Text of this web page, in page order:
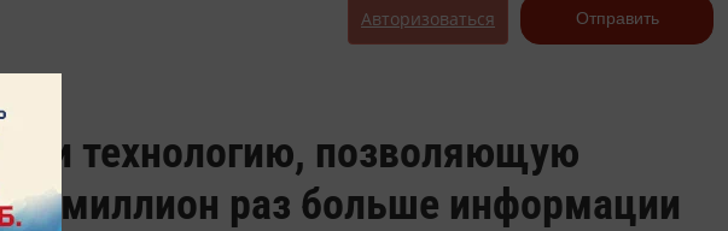
Авторизоваться Отправить
технологию, позволяющую
в миллион раз больше информации